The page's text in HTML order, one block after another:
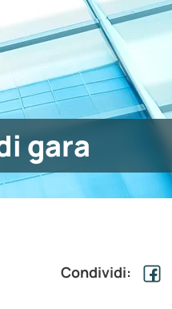
gara
Condividi: